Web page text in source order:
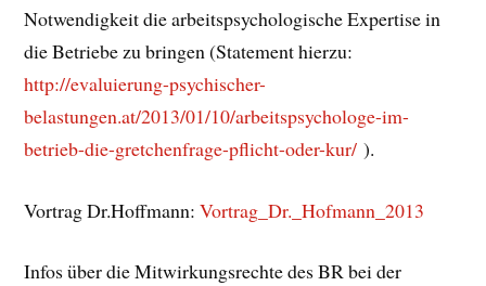
Notwendigkeit die arbeitspsychologische Expertise in
die Betriebe zu bringen (Statement hierzu:
http://evaluierung-psychischer-
belastungen.at/2013/01/10/arbeitspsychologe-im-
betrieb-die-gretchenfrage-pflicht-oder-kur/ ).
Vortrag Dr.Hoffmann:Vortrag_Dr._Hofmann_2013
Infos über die Mitwirkungsrechte des BR bei der